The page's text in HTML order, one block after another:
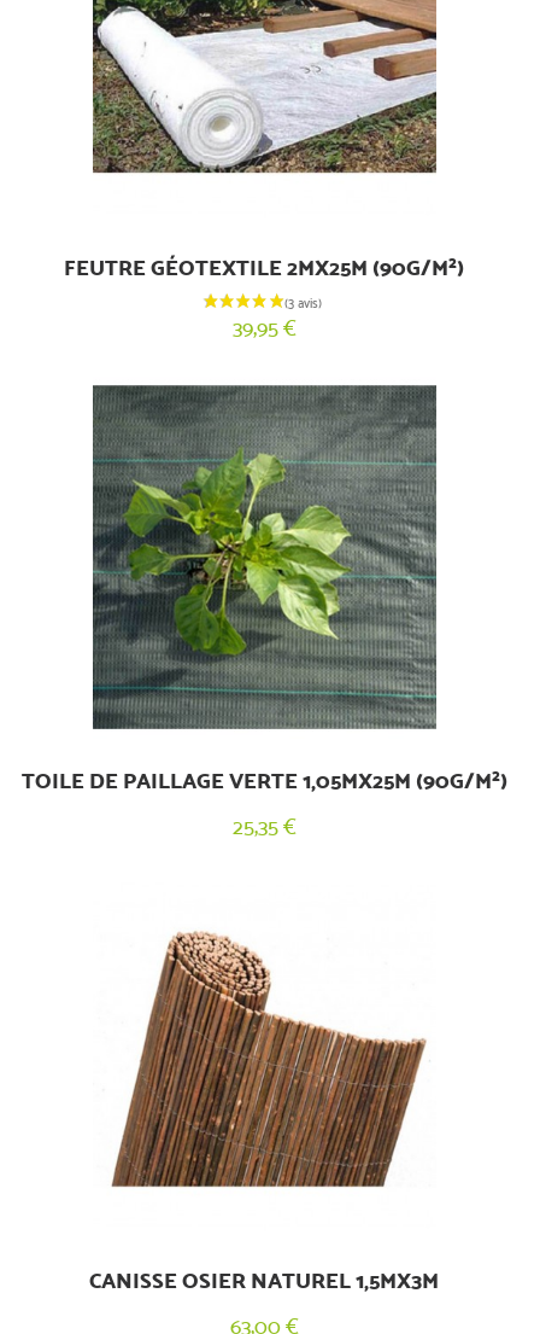
FEUTRE GÉOTEXTILE 2MX25M (90G/M²)
39,95 €
TOILE DE PAILLAGE VERTE 1,05MX25M (90G/M²)
25,35 €
CANISSE OSIER NATUREL 1,5MX3M
63,00 €